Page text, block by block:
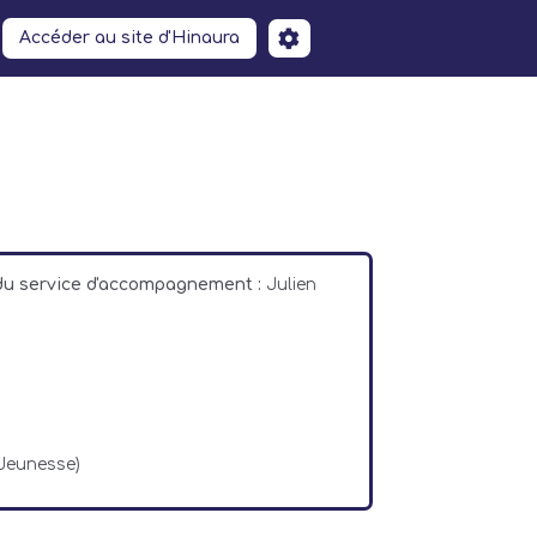
Accéder au site d'Hinaura
service d'accompagnement : Julien